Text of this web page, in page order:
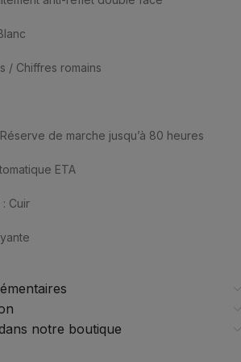
/ Chiffres romains
de marche jusqu’à 80 heures
ETA
: Cuir
notre boutique